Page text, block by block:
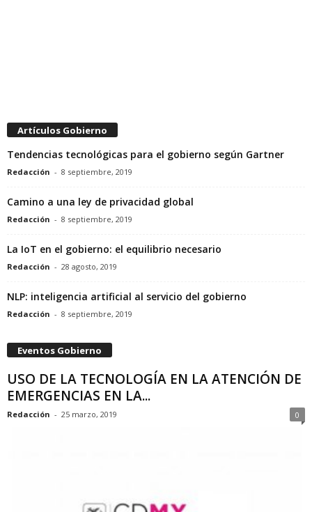
Artículos Gobierno
Tendencias tecnológicas para el gobierno según Gartner
Redacción - 8 septiembre, 2019
Camino a una ley de privacidad global
Redacción - 8 septiembre, 2019
La IoT en el gobierno: el equilibrio necesario
Redacción - 28 agosto, 2019
NLP: inteligencia artificial al servicio del gobierno
Redacción - 8 septiembre, 2019
Eventos Gobierno
USO DE LA TECNOLOGÍA EN LA ATENCIÓN DE
EMERGENCIAS EN LA...
Redacción - 25 marzo, 2019 0